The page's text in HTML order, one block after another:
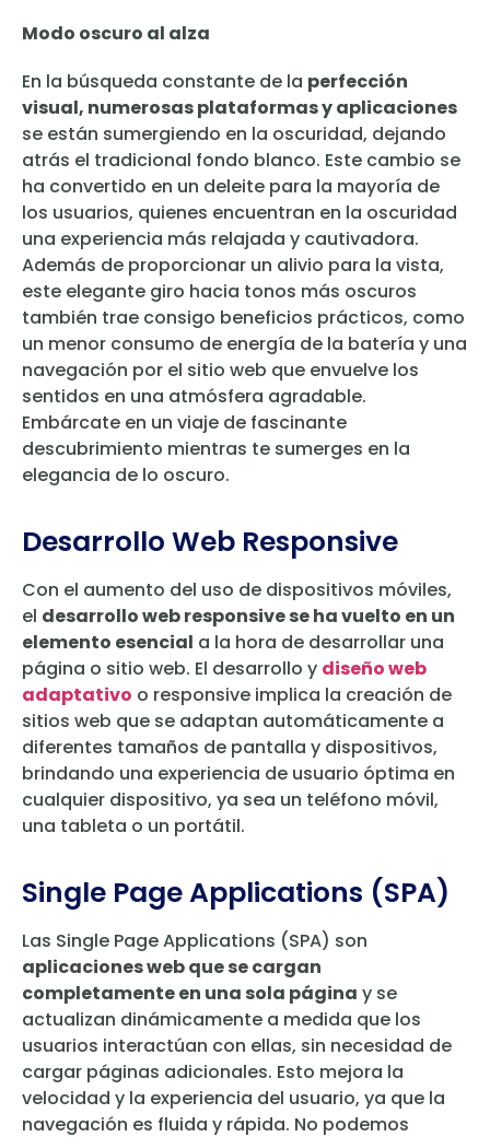
Modo oscuro al alza
En la búsqueda constante de la perfección
visual, numerosas plataformas y aplicaciones
se están sumergiendo en la oscuridad, dejando
atrás el tradicional fondo blanco. Este cambio se
ha convertido en un deleite para la mayoría de
los usuarios, quienes encuentran en la oscuridad
una experiencia más relajada y cautivadora.
Además de proporcionar un alivio para la vista,
este elegante giro hacia tonos más oscuros
también trae consigo beneficios prácticos, como
un menor consumo de energía de la batería y una
navegación por el sitio web que envuelve los
sentidos en una atmósfera agradable.
Embárcate en un viaje de fascinante
descubrimiento mientras te sumerges en la
elegancia de lo oscuro.
Desarrollo Web Responsive
Con el aumento del uso de dispositivos móviles,
el desarrollo web responsive se ha vuelto en un
elemento esencial a la hora de desarrollar una
página o sitio web. El desarrollo y diseño web
adaptativo o responsive implica la creación de
sitios web que se adaptan automáticamente a
diferentes tamaños de pantalla y dispositivos,
brindando una experiencia de usuario óptima en
cualquier dispositivo, ya sea un teléfono móvil,
una tableta o un portátil.
Single Page Applications (SPA)
Las Single Page Applications (SPA) son
aplicaciones web que se cargan
completamente en una sola página y se
actualizan dinámicamente a medida que los
usuarios interactúan con ellas, sin necesidad de
cargar páginas adicionales. Esto mejora la
velocidad y la experiencia del usuario, ya que la
navegación es fluida y rápida. No podemos